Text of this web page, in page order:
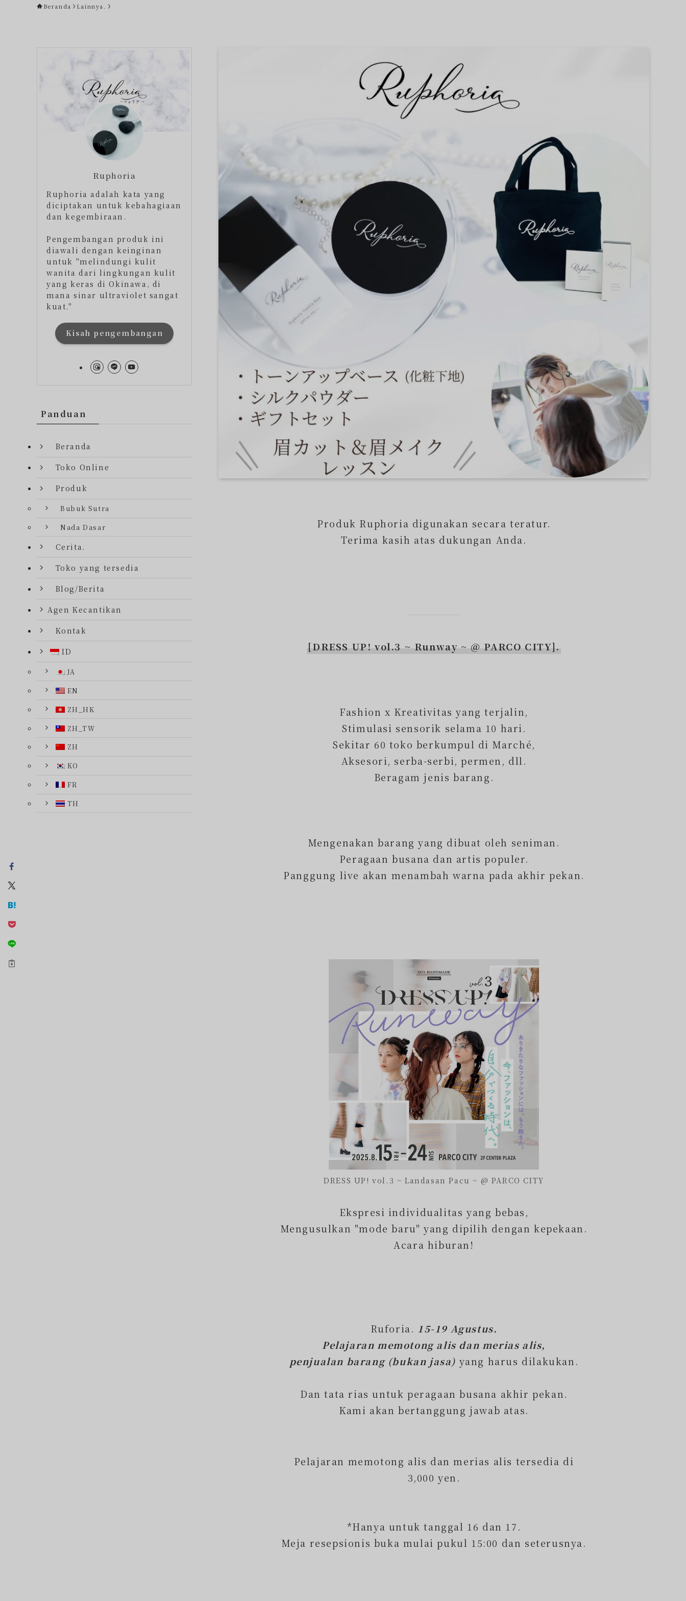
Beranda Lainnya.
Produk Ruphoria digunakan secara teratur.
Terima kasih atas dukungan Anda.
[DRESS UP! vol.3 ~ Runway ~ @ PARCO CITY].
Fashion x Kreativitas yang terjalin,
Stimulasi sensorik selama 10 hari.
Sekitar 60 toko berkumpul di Marché,
Aksesori, serba-serbi, permen, dll.
Beragam jenis barang.
Mengenakan barang yang dibuat oleh seniman.
Peragaan busana dan artis populer.
Panggung live akan menambah warna pada akhir pekan.
DRESS UP! vol.3 ~ Landasan Pacu ~ @ PARCO CITY
Ekspresi individualitas yang bebas,
Mengusulkan "mode baru" yang dipilih dengan kepekaan.
Acara hiburan!
Ruforia. 15-19 Agustus.
Pelajaran memotong alis dan merias alis,
penjualan barang (bukan jasa) yang harus dilakukan.
Dan tata rias untuk peragaan busana akhir pekan.
Kami akan bertanggung jawab atas.
Pelajaran memotong alis dan merias alis tersedia di
3,000 yen.
*Hanya untuk tanggal 16 dan 17.
Meja resepsionis buka mulai pukul 15:00 dan seterusnya.
Ruphoria
Ruphoria adalah kata yang
diciptakan untuk kebahagiaan
dan kegembiraan.
Pengembangan produk ini
diawali dengan keinginan
untuk "melindungi kulit
wanita dari lingkungan kulit
yang keras di Okinawa, di
mana sinar ultraviolet sangat
kuat."
Kisah pengembangan
Panduan
Beranda
Toko Online
Produk
Bubuk Sutra
Nada Dasar
Cerita.
Toko yang tersedia
Blog/Berita
Agen Kecantikan
Kontak
ID
JA
EN
ZH_HK
ZH_TW
ZH
KO
FR
TH